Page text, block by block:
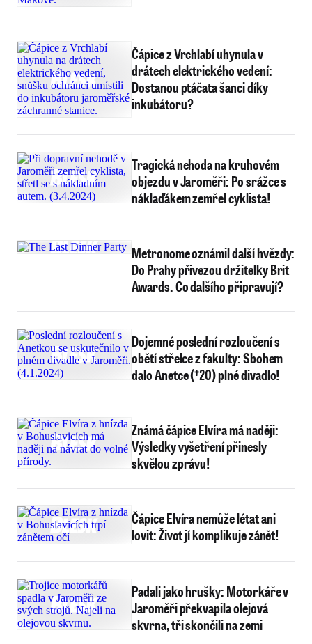
Čápice z Vrchlabí uhynula v
drátech elektrického vedení:
Dostanou ptáčata šanci díky
inkubátoru?
Tragická nehoda na kruhovém
objezdu v Jaroměři: Po srážce s
náklaďákem zemřel cyklista!
Metronome oznámil další hvězdy:
Do Prahy přivezou držitelky Brit
Awards. Co dalšího připravují?
Dojemné poslední rozloučení s
obětí střelce z fakulty: Sbohem
dalo Anetce (†20) plné divadlo!
Známá čápice Elvíra má naději:
Výsledky vyšetření přinesly
skvělou zprávu!
Čápice Elvíra nemůže létat ani
lovit: Život jí komplikuje zánět!
Padali jako hrušky: Motorkáře v
Jaroměři překvapila olejová
skvrna, tři skončili na zemi